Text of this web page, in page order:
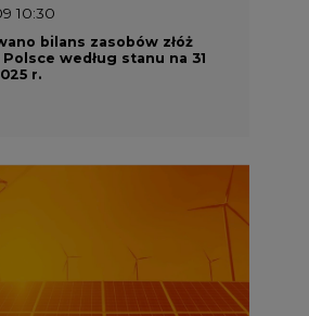
10:30
bilans zasobów złóż
według stanu na 31
r.